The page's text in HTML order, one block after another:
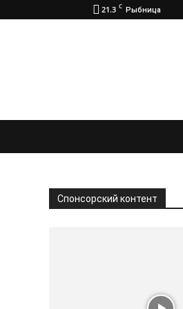
21.3 C Рыбница
Спонсорский контент